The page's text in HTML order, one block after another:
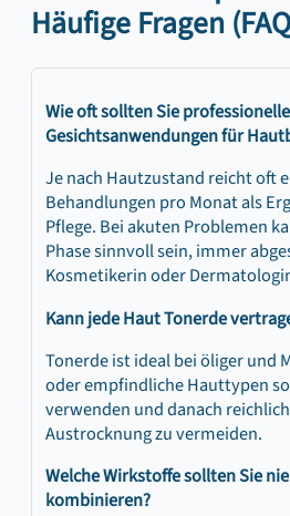
Häufige Fragen
Wie oft sollten Sie professionelle
Gesichtsanwendungen für
Je nach Hautzustand reicht oft
Behandlungen pro Monat als
Pflege. Bei akuten Problemen
Phase sinnvoll sein, immer
Kosmetikerin oder
Kann jede Haut Tonerde
Tonerde ist ideal bei öliger und
oder empfindliche Hauttypen
verwenden und danach
Austrocknung zu vermeiden.
Welche Wirkstoffe sollten Sie
kombinieren?